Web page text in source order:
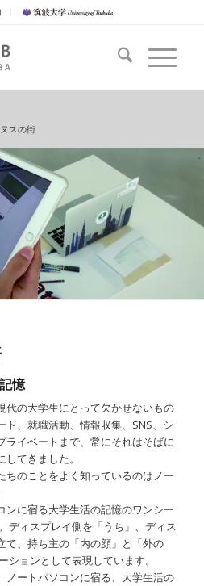
スの街
憶
代の大学生にとって欠かせないもの
、就職活動、情報収集、SNS、シ
ライベートまで、常にそれはそばに
てきました。
ちのことをよく知っているのはノー
ンに宿る大学生活の記憶のワンシー
ディスプレイ側を「うち」、ディス
て、持ち主の「内の顔」と「外の
ションとして表現しています。
ノートパソコンに宿る、大学生活の